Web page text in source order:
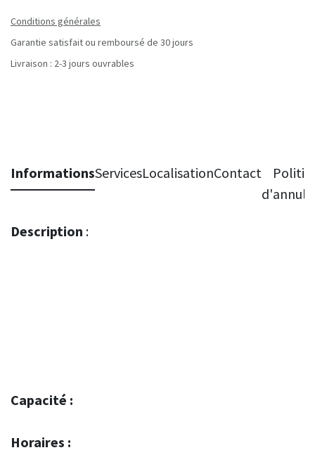
Conditions générales
Garantie satisfait ou remboursé de 30 jours
Livraison : 2-3 jours ouvrables
InformationsServicesLocalisationContact
Description :
Capacité :
Horaires :